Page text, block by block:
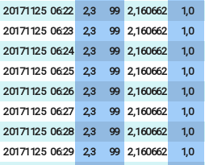
20171125 06:22 2,3 99 2,160662 1,0
20171125 06:23 2,3 99 2,160662 1,0
20171125 06:24 2,3 99 2,160662 1,0
20171125 06:25 2,3 99 2,160662 1,0
20171125 06:26 2,3 99 2,160662 1,0
20171125 06:27 2,3 99 2,160662 1,0
20171125 06:28 2,3 99 2,160662 1,0
20171125 06:29 2,3 99 2,160662 1,0